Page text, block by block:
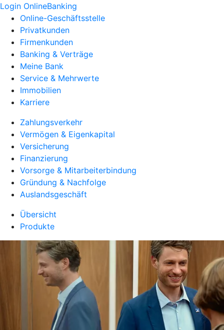
Login OnlineBanking
Online-Geschäftsstelle
Privatkunden
Firmenkunden
Banking & Verträge
Meine Bank
Service & Mehrwerte
Immobilien
Karriere
Zahlungsverkehr
Vermögen & Eigenkapital
Versicherung
Finanzierung
Vorsorge & Mitarbeiterbindung
Gründung & Nachfolge
Auslandsgeschäft
Übersicht
Produkte